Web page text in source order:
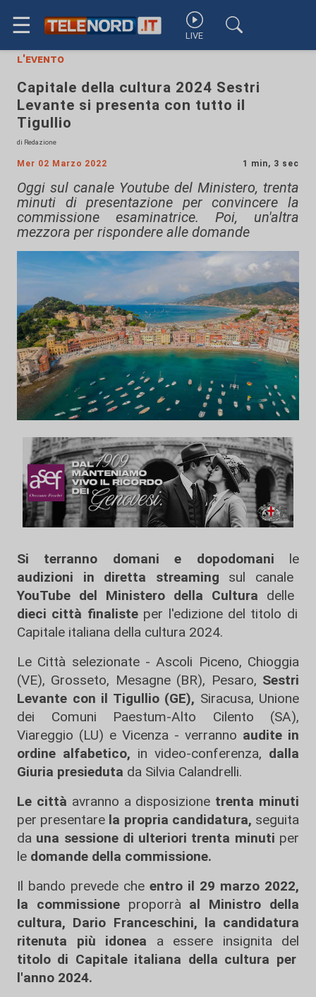
☰ LIVE
l'evento
Capitale della cultura 2024 Sestri
Levante si presenta con tutto il
Tigullio
di Redazione
Mer 02 Marzo 2022 1 min, 3 sec
Oggi sul canale Youtube del Ministero, trenta
minuti di presentazione per convincere la
commissione esaminatrice. Poi, un'altra
mezzora per rispondere alle domande
Si terranno domani e dopodomani le
audizioni in diretta streaming sul canale
YouTube del Ministero della Cultura delle
dieci città finalisteper l'edizione del titolo di
Capitale italiana della cultura 2024.
Le Città selezionate - Ascoli Piceno, Chioggia
(VE), Grosseto, Mesagne (BR), Pesaro, Sestri
Levante con il Tigullio (GE), Siracusa, Unione
dei Comuni Paestum-Alto Cilento (SA),
Viareggio (LU) e Vicenza - verranno audite in
ordine alfabetico, in video-conferenza, dalla
Giuria presieduta da Silvia Calandrelli.
Le città avranno a disposizione trenta minuti
per presentare la propria candidatura, seguita
da una sessione di ulteriori trenta minuti per
le domande della commissione.
Il bando prevede che entro il 29 marzo 2022,
la commissioneproporrà al Ministro della
cultura, Dario Franceschini, la candidatura
ritenuta più idonea a essere insignita del
titolo di Capitale italiana della cultura per
l'anno 2024.